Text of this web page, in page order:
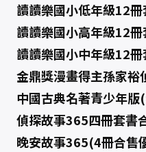
讀讀樂國小低年級12冊
讀讀樂國小高年級12冊
讀讀樂國小中年級12冊
金鼎獎漫畫得主孫家裕
中國古典名著青少年版
偵探故事365四冊套書
晚安故事365(4冊合售